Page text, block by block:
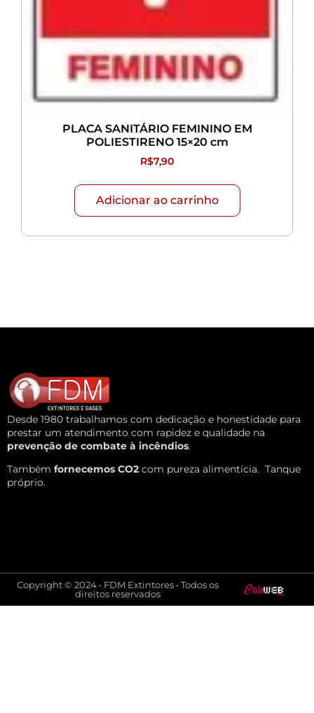
PLACA SANITÁRIO FEMININO EM
POLIESTIRENO 15×20 cm
R$7,90
Adicionar ao carrinho
Desde 1980 trabalhamos com dedicação e honestidade para
prestar um atendimento com rapidez e qualidade na
prevenção de combate à incêndios.
Também fornecemos CO2 com pureza alimentícia. Tanque
próprio.
Copyright © 2024 • FDM Extintores • Todos os
direitos reservados